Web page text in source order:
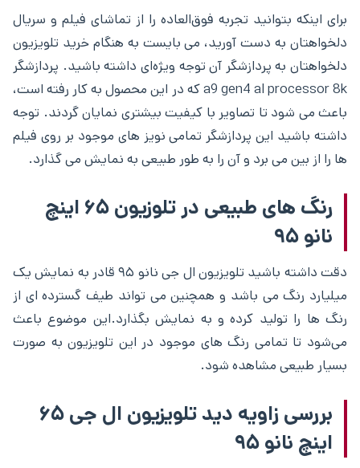
برای اینکه بتوانید تجربه فوق‌العاده را از تماشای فیلم و سریال
دلخواهتان به دست آورید، می بایست به هنگام خرید تلویزیون
دلخواهتان به پردازشگر آن توجه ویژه‌ای داشته باشید. پردازشگر
a9 gen4 al processor 8k که در این محصول به کار رفته است،
باعث می شود تا تصاویر با کیفیت بیشتری نمایان گردند. توجه
داشته باشید این پردازشگر تمامی نویز های موجود بر روی فیلم
ها را از بین می برد و آن را به طور طبیعی به نمایش می گذارد.
رنگ های طبیعی در تلوزیون ۶۵ اینچ
نانو ۹۵
دقت داشته باشید تلویزیون ال جی نانو ۹۵ قادر به نمایش یک
میلیارد رنگ می باشد و همچنین می تواند طیف گسترده ای از
رنگ ها را تولید کرده و به نمایش بگذارد.این موضوع باعث
می‌شود تا تمامی رنگ های موجود در این تلویزیون به صورت
بسیار طبیعی مشاهده شود.
بررسی زاویه دید تلویزیون ال جی ۶۵
اینچ نانو ۹۵